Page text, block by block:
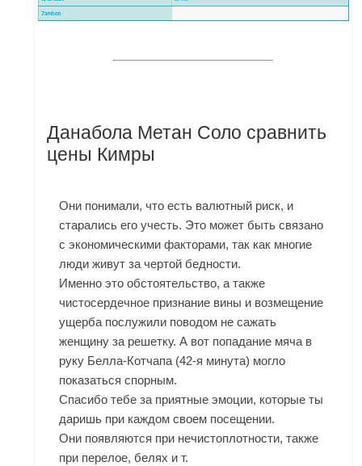
Данабола Метан Соло сравнить
цены Кимры
Они понимали, что есть валютный риск, и
старались его учесть. Это может быть связано
с экономическими факторами, так как многие
люди живут за чертой бедности.
Именно это обстоятельство, а также
чистосердечное признание вины и возмещение
ущерба послужили поводом не сажать
женщину за решетку. А вот попадание мяча в
руку Белла-Котчапа (42-я минута) могло
показаться спорным.
Спасибо тебе за приятные эмоции, которые ты
даришь при каждом своем посещении.
Они появляются при нечистоплотности, также
при перелое, белях и т.